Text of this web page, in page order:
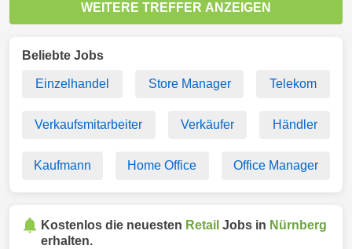
WEITERE TREFFER ANZEIGEN
Beliebte Jobs
Einzelhandel Store Manager Telekom
Verkaufsmitarbeiter Verkäufer Händler
Kaufmann Home Office Office Manager
Kostenlos die neuesten Retail Jobs in Nürnberg
erhalten.